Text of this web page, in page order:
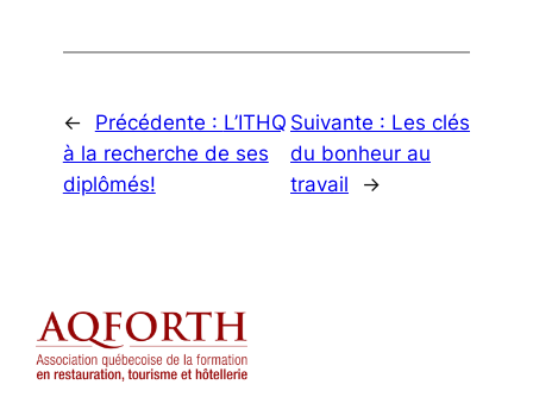
← Précédente : L’ITHQ
à la recherche de ses
diplômés!
Suivante : Les clés
du bonheur au
travail
→